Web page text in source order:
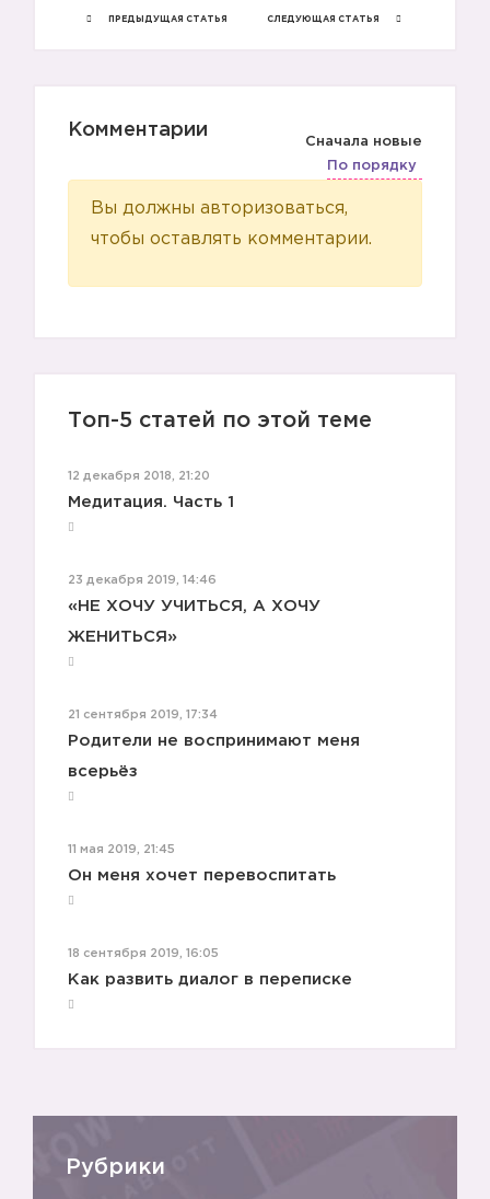
ПРЕДЫДУЩАЯ СТАТЬЯ СЛЕДУЮЩАЯ СТАТЬЯ
Комментарии
Сначала новые
По порядку
Вы должны авторизоваться,
чтобы оставлять комментарии.
Топ-5 статей по этой теме
12 декабря 2018, 21:20
Медитация. Часть 1
23 декабря 2019, 14:46
«НЕ ХОЧУ УЧИТЬСЯ, А ХОЧУ
ЖЕНИТЬСЯ»
21 сентября 2019, 17:34
Родители не воспринимают меня
всерьёз
11 мая 2019, 21:45
Он меня хочет перевоспитать
18 сентября 2019, 16:05
Как развить диалог в переписке
Рубрики